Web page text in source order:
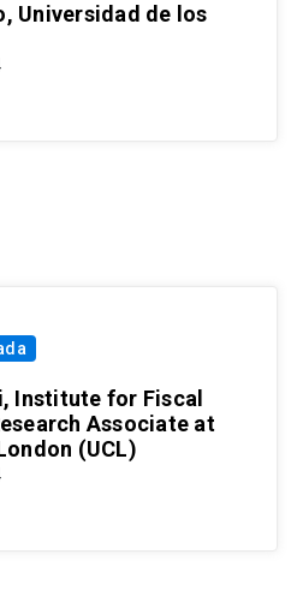
Universidad de los
Institute for Fiscal
Associate at
(UCL)